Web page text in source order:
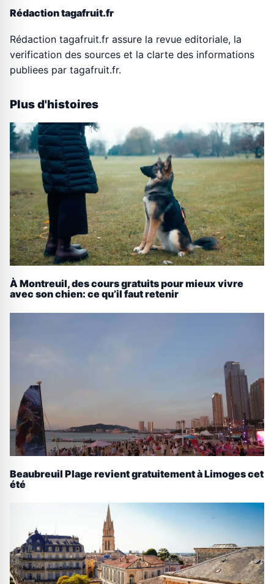
Rédaction tagafruit.fr
Rédaction tagafruit.fr assure la revue editoriale, la
verification des sources et la clarte des informations
publiees par tagafruit.fr.
Plus d'histoires
À Montreuil, des cours gratuits pour mieux vivre
avec son chien: ce qu’il faut retenir
Beaubreuil Plage revient gratuitement à Limoges cet
été